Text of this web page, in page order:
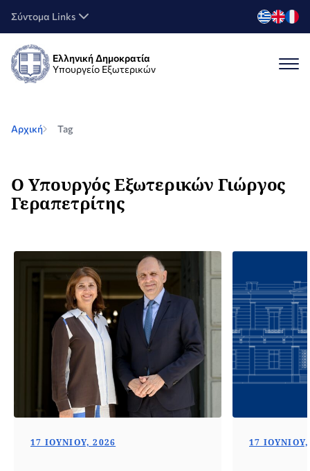
Σύντομα Links
Ελληνική Δημοκρατία
Υπουργείο Εξωτερικών
Αρχική Tag
Ο Υπουργός Εξωτερικών Γιώργος
Γεραπετρίτης
17 ΙΟΥΝΊΟΥ, 2026 17